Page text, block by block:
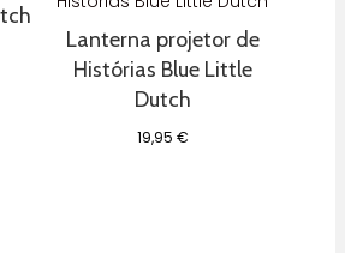
Lanterna projetor de
Histórias Blue Little
Dutch
19,95 €